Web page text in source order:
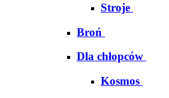
Stroje
Broń
Dla chłopców
Kosmos